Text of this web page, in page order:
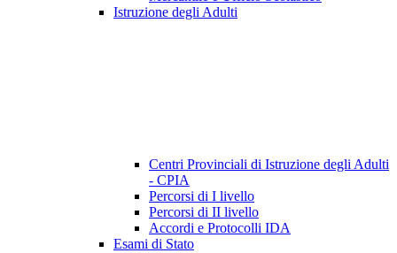
Istruzione degli Adulti
Centri Provinciali di Istruzione degli Adulti
- CPIA
Percorsi di I livello
Percorsi di II livello
Accordi e Protocolli IDA
Esami di Stato